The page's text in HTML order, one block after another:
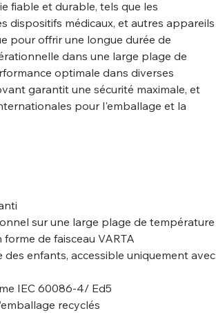
fiable et durable, tels que les
dispositifs médicaux, et autres appareils
pour offrir une longue durée de
dans une large plage de
optimale dans diverses
garantit une sécurité maximale, et
pour l'emballage et la
sur une large plage de température
de faisceau VARTA
des enfants, accessible uniquement avec
IEC 60086-4/ Ed5
recyclés